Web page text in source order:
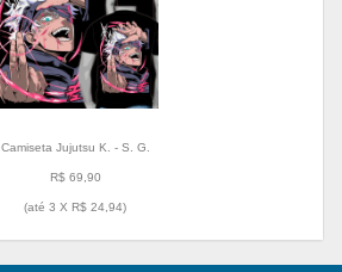
Camiseta Jujutsu K. - S. G.
R$ 69,90
(até 3 X R$ 24,94)